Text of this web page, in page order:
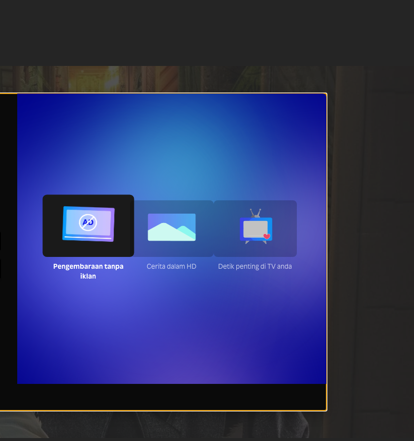
Pengembaraan tanpa
iklan
Cerita dalam HD Detik penting di TV anda